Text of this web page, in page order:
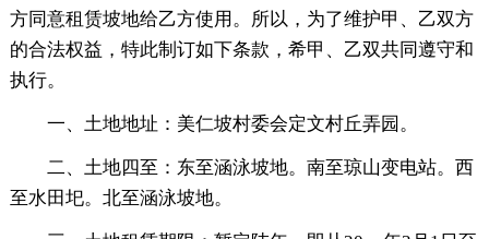
方同意租赁坡地给乙方使用。所以，为了维护甲、乙双方
的合法权益，特此制订如下条款，希甲、乙双共同遵守和
执行。
一、土地地址：美仁坡村委会定文村丘弄园。
二、土地四至：东至涵泳坡地。南至琼山变电站。西
至水田圯。北至涵泳坡地。